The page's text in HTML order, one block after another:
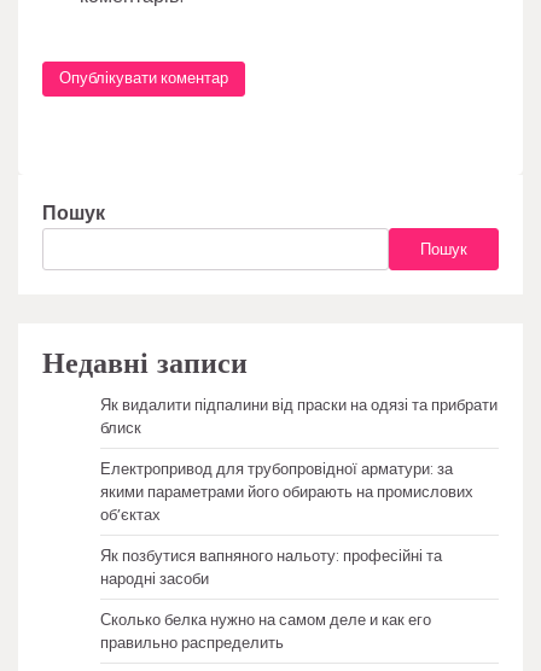
Пошук
Пошук
Недавні записи
Як видалити підпалини від праски на одязі та прибрати
блиск
Електропривод для трубопровідної арматури: за
якими параметрами його обирають на промислових
об’єктах
Як позбутися вапняного нальоту: професійні та
народні засоби
Сколько белка нужно на самом деле и как его
правильно распределить